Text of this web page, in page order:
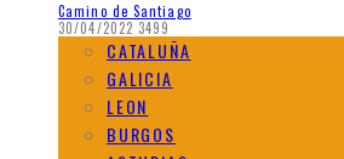
Camino de Santiago
30/04/2022 3499
CATALUÑA
GALICIA
LEON
BURGOS